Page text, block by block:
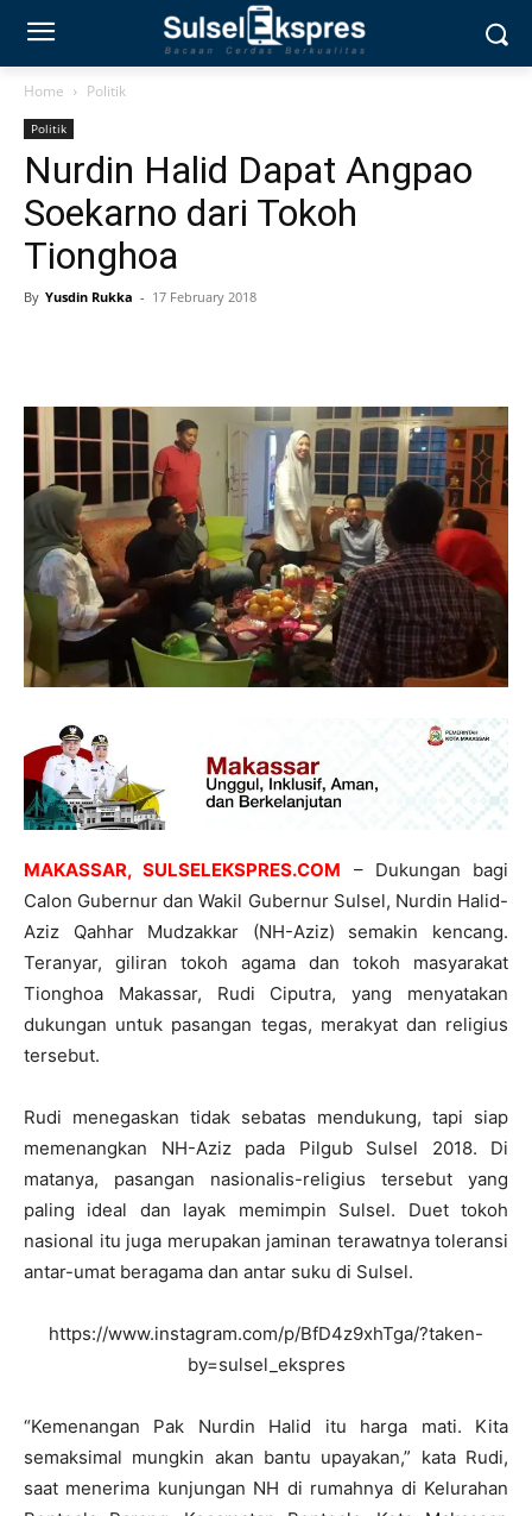
Home Politik
Politik
Nurdin Halid Dapat Angpao
Soekarno dari Tokoh
Tionghoa
By Yusdin Rukka - 17 February 2018
MAKASSAR, SULSELEKSPRES.COM – Dukungan bagi
Calon Gubernur dan Wakil Gubernur Sulsel, Nurdin Halid-
Aziz Qahhar Mudzakkar (NH-Aziz) semakin kencang.
Teranyar, giliran tokoh agama dan tokoh masyarakat
Tionghoa Makassar, Rudi Ciputra, yang menyatakan
dukungan untuk pasangan tegas, merakyat dan religius
tersebut.
Rudi menegaskan tidak sebatas mendukung, tapi siap
memenangkan NH-Aziz pada Pilgub Sulsel 2018. Di
matanya, pasangan nasionalis-religius tersebut yang
paling ideal dan layak memimpin Sulsel. Duet tokoh
nasional itu juga merupakan jaminan terawatnya toleransi
antar-umat beragama dan antar suku di Sulsel.
https://www.instagram.com/p/BfD4z9xhTga/?taken-
by=sulsel_ekspres
“Kemenangan Pak Nurdin Halid itu harga mati. Kita
semaksimal mungkin akan bantu upayakan,” kata Rudi,
saat menerima kunjungan NH di rumahnya di Kelurahan